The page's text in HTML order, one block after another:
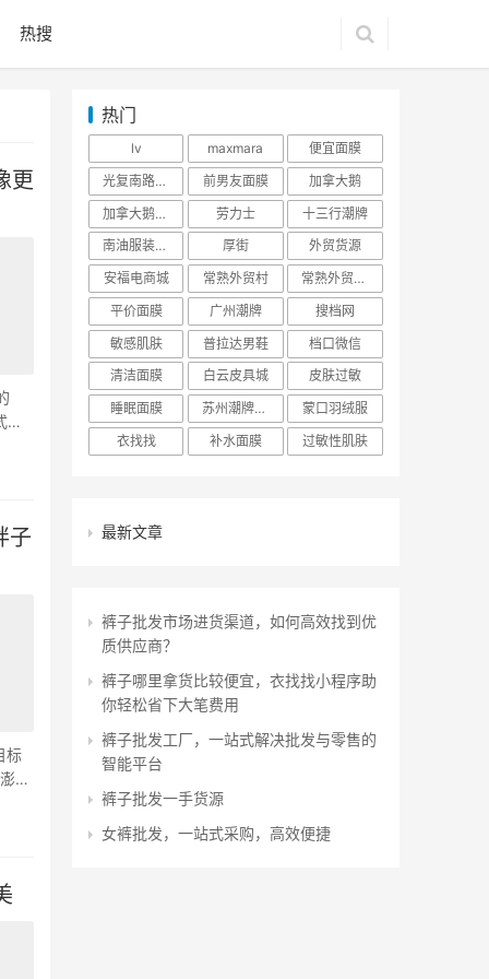
热搜
更
，
子
标
润
热门
lv maxmara
便宜面膜
光复南路潮牌
前男友面膜
加拿大鹅
加拿大鹅羽绒服
劳力士
十三行潮牌
南油服装批发市场
厚街
外贸货源
安福电商城
常熟外贸村
常熟外贸村货源
平价面膜
广州潮牌
搜档网
敏感肌肤
普拉达男鞋
档口微信
清洁面膜
白云皮具城
皮肤过敏
睡眠面膜
苏州潮牌货源
蒙口羽绒服
衣找找
补水面膜 过敏性肌肤
最新文章
裤子批发市场进货渠道，如何高效找到优
质供应商？
裤子哪里拿货比较便宜，衣找找小程序助
你轻松省下大笔费用
裤子批发工厂，一站式解决批发与零售的
智能平台
裤子批发一手货源
女裤批发，一站式采购，高效便捷